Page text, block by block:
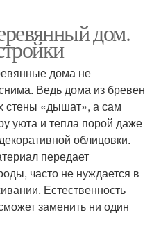
дом.
дома не
Ведь дома из бревен
стены «дышат», а сам
уюта и тепла порой даже
облицовки.
передает
часто не нуждается в
Естественность
заменить ни один